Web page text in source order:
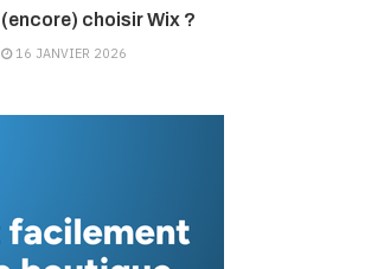
(encore) choisir Wix ?
16 JANVIER 2026